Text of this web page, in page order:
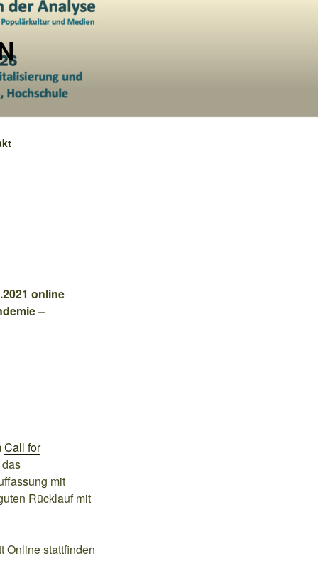
online
–
Call for
mit
Rücklauf mit
Online stattfinden